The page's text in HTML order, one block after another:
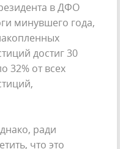
в ДФО
минувшего года,
достиг 30
32% от всех
ради
что это